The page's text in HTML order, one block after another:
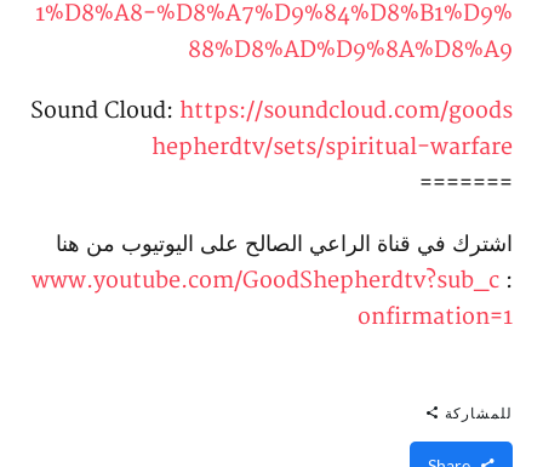
1%D8%A8-%D8%A7%D9%84%D8%B1%D9%
88%D8%AD%D9%8A%D8%A9
Sound Cloud: https://soundcloud.com/goods
hepherdtv/sets/spiritual-warfare
=======
اشترك في قناة الراعي الصالح على اليوتيوب من هنا
:
www.youtube.com/GoodShepherdtv?sub_c
onfirmation=1
للمشاركة